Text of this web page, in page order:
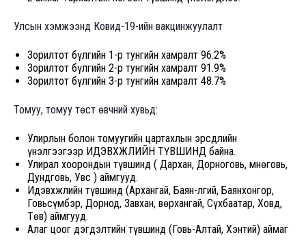
Улсын хэмжээнд Ковид-19-ийн вакцинжуулалт
Зорилтот бүлгийн 1-р тунгийн хамралт 96.2%
Зорилтот бүлгийн 2-р тунгийн хамралт 91.9%
Зорилтот бүлгийн 3-р тунгийн хамралт 48.7%
Томуу, томуу төст өвчний хувьд:
Улирлын болон томуугийн цартахлын эрсдлийн
үнэлгээгээр ИДЭВХЖЛИЙН ТҮВШИНД байна.
Улирал хоорондын түвшинд ( Дархан, Дорноговь, Өмнөговь,
Дундговь, Увс ) аймгууд.
Идэвхжлийн түвшинд (Архангай, Баян-Өлгий, Баянхонгор,
Говьсүмбэр, Дорнод, Завхан, Өвөрхангай, Сүхбаатар, Ховд,
Төв) аймгууд.
Алаг цоог дэгдэлтийн түвшинд (Говь-Алтай, Хэнтий) аймаг